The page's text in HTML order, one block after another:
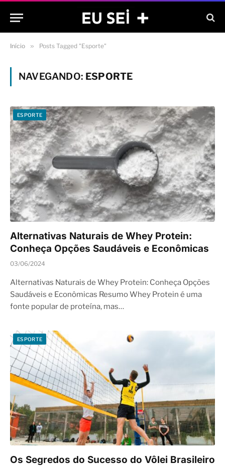
Início » Posts Tagged "Esporte"
NAVEGANDO: ESPORTE
ESPORTE
Alternativas Naturais de Whey Protein:
Conheça Opções Saudáveis e Econômicas
03/06/2024
Alternativas Naturais de Whey Protein: Conheça Opções
Saudáveis e Econômicas Resumo Whey Protein é uma
fonte popular de proteína, mas…
ESPORTE
Os Segredos do Sucesso do Vôlei Brasileiro